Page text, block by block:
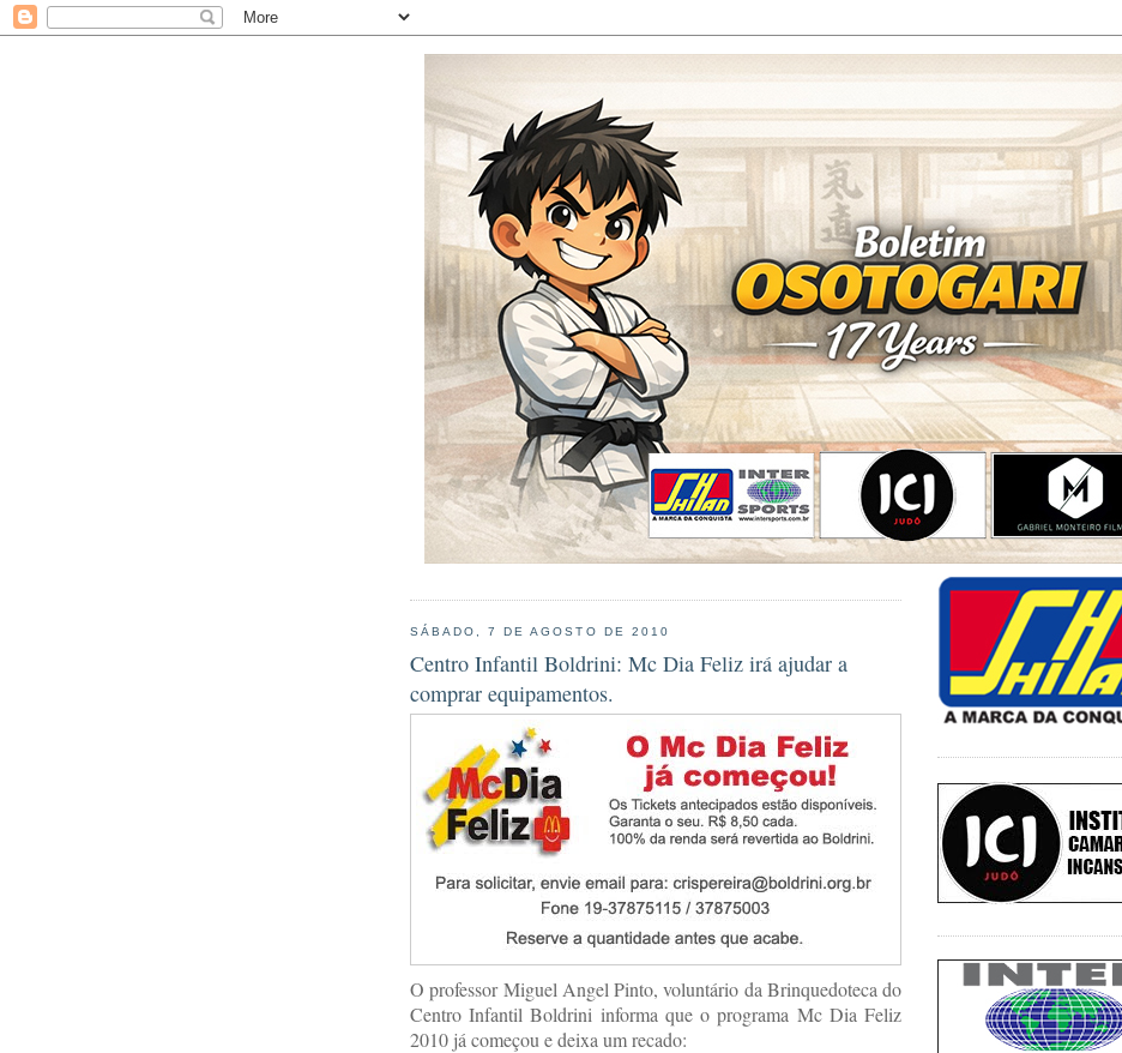
SÁBADO, 7 DE AGOSTO DE 2010
Centro Infantil Boldrini: Mc Dia Feliz irá ajudar a
comprar equipamentos.
O professor Miguel Angel Pinto, voluntário da Brinquedoteca do
Centro Infantil Boldrini informa que o programa Mc Dia Feliz
2010 já começou e deixa um recado: